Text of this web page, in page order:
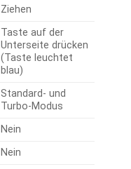
Ziehen
Taste auf der
Unterseite drücken
(Taste leuchtet
blau)
Standard- und
Turbo-Modus
Nein
Nein